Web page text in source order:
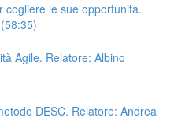
cogliere le sue opportunità.
Agile. Relatore: Albino
DESC. Relatore: Andrea